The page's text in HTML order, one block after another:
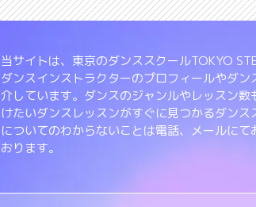
当サイトは、東京のダンススクールTOKYO
ダンスインストラクターのプロフィールやダ
介しています。ダンスのジャンルやレッスン
けたいダンスレッスンがすぐに見つかるダン
についてのわからないことは電話、メールに
おります。